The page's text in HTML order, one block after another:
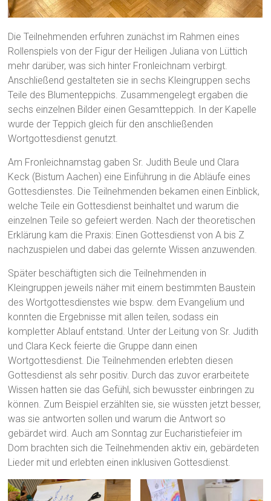
Die Teilnehmenden erfuhren zunächst im Rahmen eines
Rollenspiels von der Figur der Heiligen Juliana von Lüttich
mehr darüber, was sich hinter Fronleichnam verbirgt.
Anschließend gestalteten sie in sechs Kleingruppen sechs
Teile des Blumenteppichs. Zusammengelegt ergaben die
sechs einzelnen Bilder einen Gesamtteppich. In der Kapelle
wurde der Teppich gleich für den anschließenden
Wortgottesdienst genutzt.
Am Fronleichnamstag gaben Sr. Judith Beule und Clara
Keck (Bistum Aachen) eine Einführung in die Abläufe eines
Gottesdienstes. Die Teilnehmenden bekamen einen Einblick,
welche Teile ein Gottesdienst beinhaltet und warum die
einzelnen Teile so gefeiert werden. Nach der theoretischen
Erklärung kam die Praxis: Einen Gottesdienst von A bis Z
nachzuspielen und dabei das gelernte Wissen anzuwenden.
Später beschäftigten sich die Teilnehmenden in
Kleingruppen jeweils näher mit einem bestimmten Baustein
des Wortgottesdienstes wie bspw. dem Evangelium und
konnten die Ergebnisse mit allen teilen, sodass ein
kompletter Ablauf entstand. Unter der Leitung von Sr. Judith
und Clara Keck feierte die Gruppe dann einen
Wortgottesdienst. Die Teilnehmenden erlebten diesen
Gottesdienst als sehr positiv. Durch das zuvor erarbeitete
Wissen hatten sie das Gefühl, sich bewusster einbringen zu
können. Zum Beispiel erzählten sie, sie wüssten jetzt besser,
was sie antworten sollen und warum die Antwort so
gebärdet wird. Auch am Sonntag zur Eucharistiefeier im
Dom brachten sich die Teilnehmenden aktiv ein, gebärdeten
Lieder mit und erlebten einen inklusiven Gottesdienst.